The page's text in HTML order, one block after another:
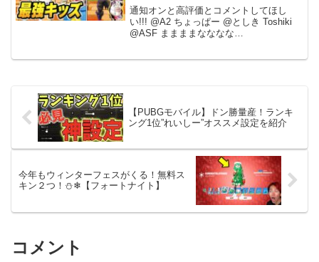
通知オンと高評価とコメントしてほし
い!!! @A2 ちょっぱー @としき Toshiki
@ASF ままままなななな
【PUBGモバイル】ドン勝量産！ランキ
ング1位”れいしー”オススメ設定を紹介
今年もウィンターフェスがくる！無料ス
キン２つ！⛄❄【フォートナイト】
コメント